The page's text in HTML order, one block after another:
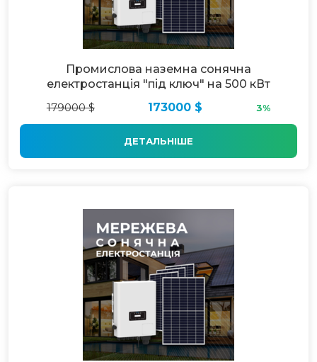
Промислова наземна сонячна
електростанція "під ключ" на 500 кВт
179000 $
173000 $ 3%
ДЕТАЛЬНІШЕ